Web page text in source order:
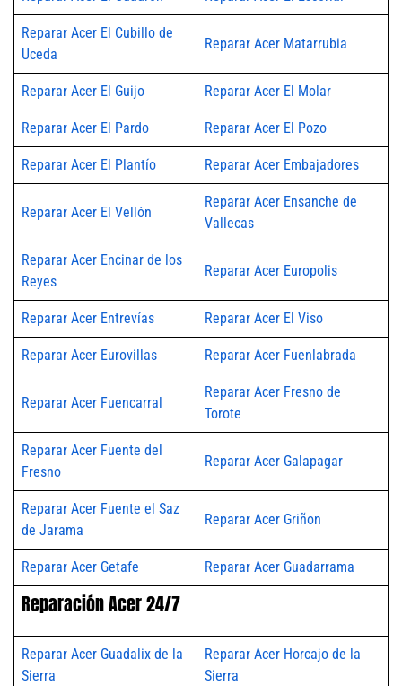
Reparar Acer El Cubillo de
Uceda
Reparar Acer Matarrubia
Reparar Acer El Guijo Reparar Acer El Molar
Reparar Acer El Pardo Reparar Acer El Pozo
Reparar Acer El Plantío Reparar Acer Embajadores
Reparar Acer El Vellón
Reparar Acer Ensanche de
Vallecas
Reparar Acer Encinar de los
Reyes
Reparar Acer Europolis
Reparar Acer Entrevías Reparar Acer El Viso
Reparar Acer Eurovillas Reparar Acer Fuenlabrada
Reparar Acer Fuencarral
Reparar Acer Fresno de
Torote
Reparar Acer Fuente del
Fresno
Reparar Acer Galapagar
Reparar Acer Fuente el Saz
de Jarama
Reparar Acer Griñon
Reparar Acer Getafe Reparar Acer Guadarrama
Reparación Acer 24/7
Reparar Acer Guadalix de la
Sierra
Reparar Acer Horcajo de la
Sierra